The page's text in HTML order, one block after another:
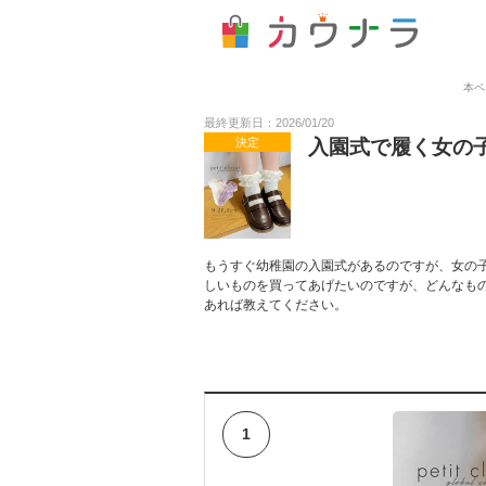
本
最終更新日：2026/01/20
決定
入園式で履く女の
もうすぐ幼稚園の入園式があるのですが、女
しいものを買ってあげたいのですが、どんな
あれば教えてください。
1